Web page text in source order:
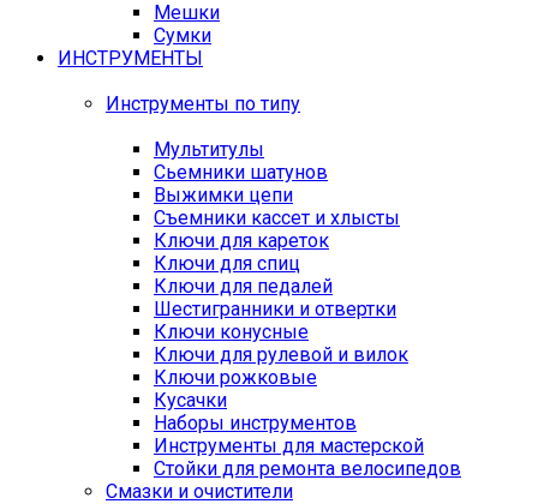
Мешки
Сумки
ИНСТРУМЕНТЫ
Инструменты по типу
Мультитулы
Сьемники шатунов
Выжимки цепи
Съемники кассет и хлысты
Ключи для кареток
Ключи для спиц
Ключи для педалей
Шестигранники и отвертки
Ключи конусные
Ключи для рулевой и вилок
Ключи рожковые
Кусачки
Наборы инструментов
Инструменты для мастерской
Стойки для ремонта велосипедов
Смазки и очистители